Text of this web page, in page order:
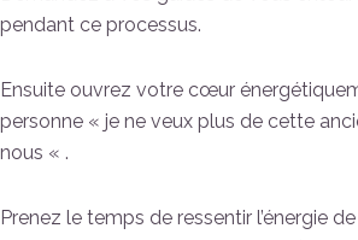
pendant ce processus.
Ensuite ouvrez votre cœur
personne « je ne veux plus de cette
nous « .
Prenez le temps de ressentir l’énergie